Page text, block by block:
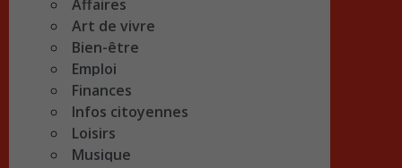
Affaires
Art de vivre
Bien-être
Emploi
Finances
Infos citoyennes
Loisirs
Musique